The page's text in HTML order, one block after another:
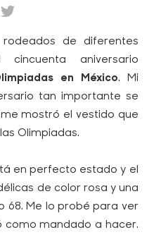
rodeados de diferentes
aniversario
en México. Mi
tan importante se
mostró el vestido que
Olimpiadas.
en perfecto estado y el
de color rosa y una
68. Me lo probé para ver
como mandado a hacer.